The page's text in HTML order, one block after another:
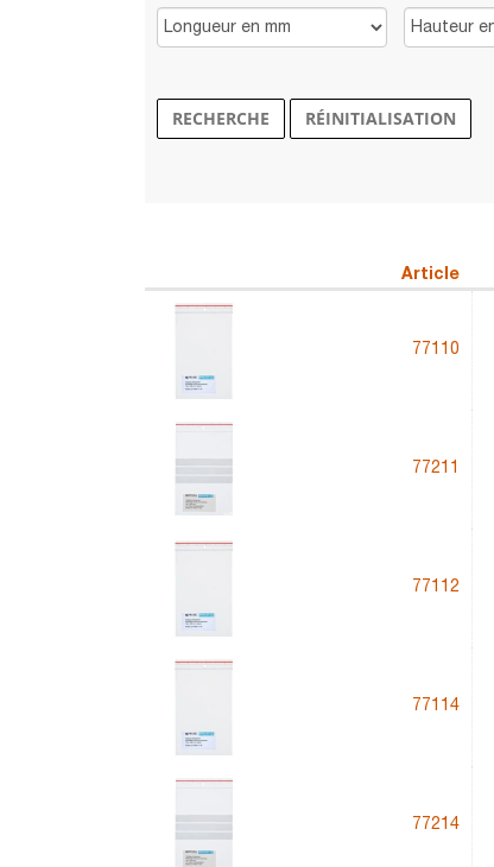
RECHERCHE RÉINITIALISATION
Article
77110
77211
77112
77114
77214